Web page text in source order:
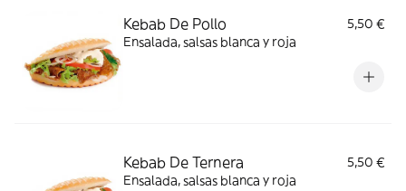
Kebab De Pollo
5,50 €
Ensalada, salsas blanca y roja
Kebab De Ternera
5,50 €
Ensalada, salsas blanca y roja